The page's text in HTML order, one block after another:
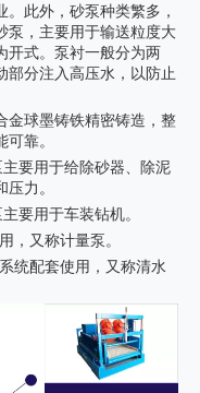
此外，砂泵种类繁多，
泵，主要用于输送粒度大
开式。泵衬一般分为两
部分注入高压水，以防止
金球墨铸铁精密铸造，整
靠。
主要用于给除砂器、除泥
力。
要用于车装钻机。
，又称计量泵。
统配套使用，又称清水